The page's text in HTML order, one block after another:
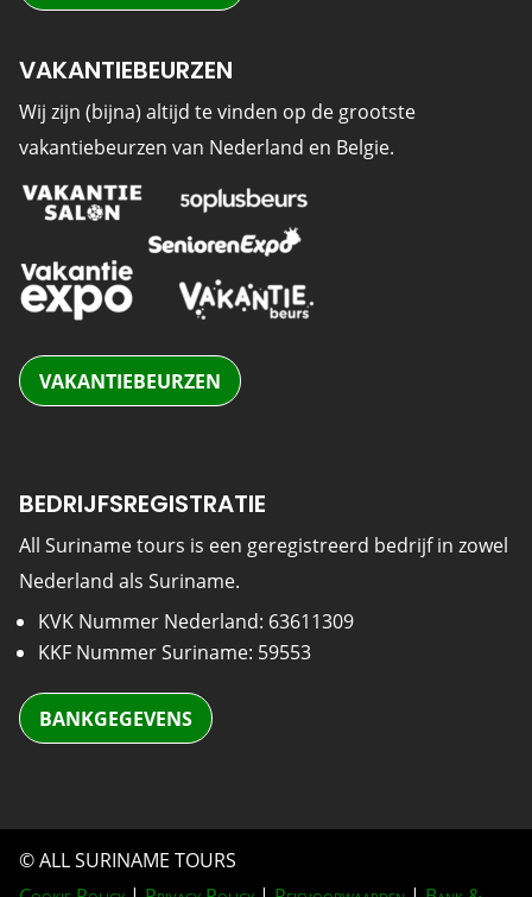
VAKANTIEBEURZEN
Wij zijn (bijna) altijd te vinden op de grootste
vakantiebeurzen van Nederland en Belgie.
VAKANTIEBEURZEN
BEDRIJFSREGISTRATIE
All Suriname tours is een geregistreerd bedrijf in zowel
Nederland als Suriname.
KVK Nummer Nederland: 63611309
KKF Nummer Suriname: 59553
BANKGEGEVENS
© ALL SURINAME TOURS